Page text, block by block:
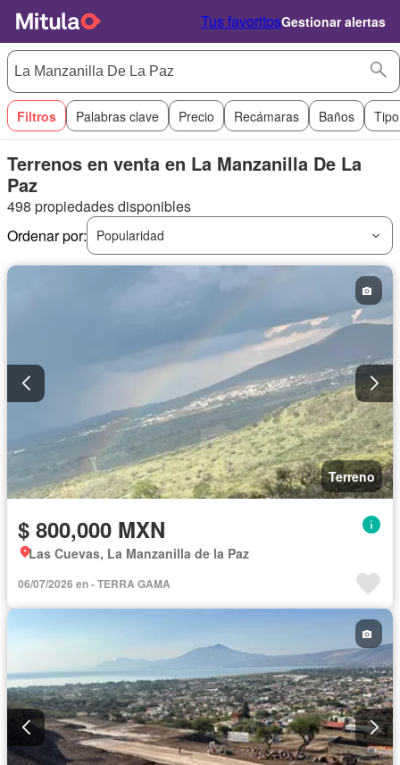
Tus favoritosGestionar alertas
Filtros Palabras clave Precio Recámaras Baños
Terrenos en venta en La Manzanilla De La
Paz
498 propiedades disponibles
Ordenar por:
Popularidad
Terreno
$ 800,000 MXN
Las Cuevas, La Manzanilla de la Paz
06/07/2026 en - TERRA GAMA